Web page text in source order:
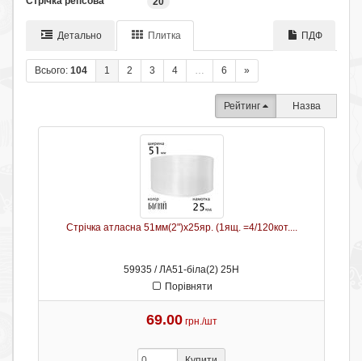
Детально Плитка ПДФ
Всього: 104 1 2 3 4 … 6 »
Рейтинг Назва
Стрічка атласна 51мм(2")х25яр. (1ящ. =4/120кот....
59935 / ЛА51-біла(2) 25Н
Порівняти
69.00 грн./шт